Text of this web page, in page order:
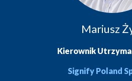
Mariusz
Kierownik
Signify Poland